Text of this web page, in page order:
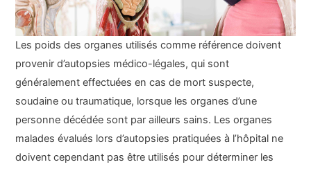
Les poids des organes utilisés comme référence doivent
provenir d’autopsies médico-légales, qui sont
généralement effectuées en cas de mort suspecte,
soudaine ou traumatique, lorsque les organes d’une
personne décédée sont par ailleurs sains. Les organes
malades évalués lors d’autopsies pratiquées à l’hôpital ne
doivent cependant pas être utilisés pour déterminer les